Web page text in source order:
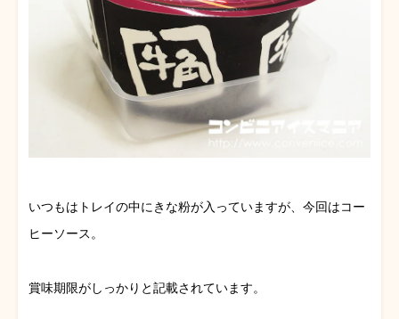
いつもはトレイの中にきな粉が入っていますが、今回はコー
ヒーソース。
賞味期限がしっかりと記載されています。